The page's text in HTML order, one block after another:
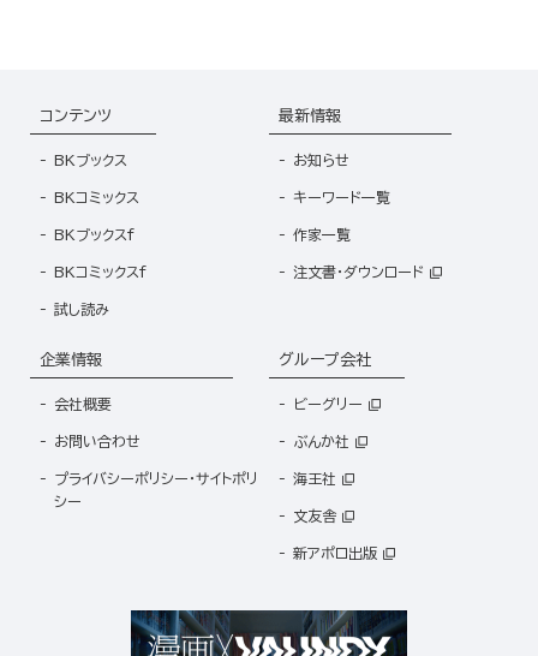
コンテンツ
BKブックス
BKコミックス
BKブックスf
BKコミックスf
試し読み
最新情報
お知らせ
キーワード一覧
作家一覧
注文書・ダウンロード
企業情報
会社概要
お問い合わせ
プライバシーポリシー・サイトポリ
シー
グループ会社
ビーグリー
ぶんか社
海王社
文友舎
新アポロ出版